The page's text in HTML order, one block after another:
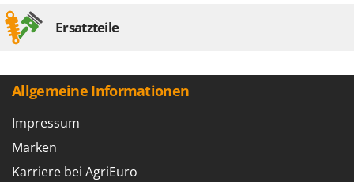
Ersatzteile
Allgemeine Informationen
Impressum
Marken
Karriere bei AgriEuro